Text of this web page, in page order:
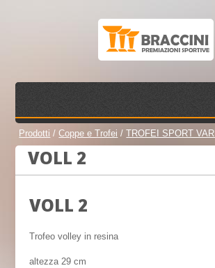
Prodotti /Coppe e Trofei /TROFEI SPORT VARI
VOLL 2
VOLL 2
Trofeo volley in resina
altezza 29 cm